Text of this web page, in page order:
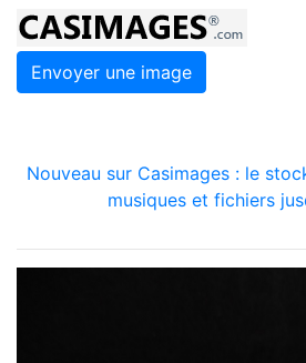
Envoyer une image
Nouveau sur Casimages : le
musiques et fichiers